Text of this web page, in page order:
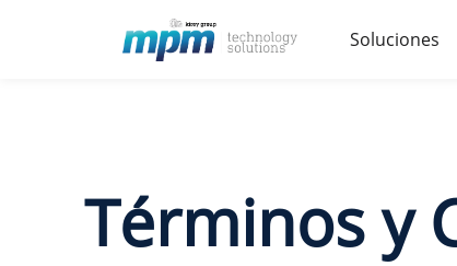
soluciones
Términos y